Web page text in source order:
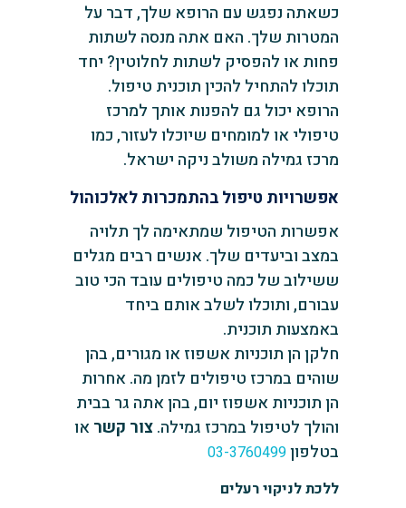
כשאתה נפגש עם הרופא שלך, דבר על
המטרות שלך. האם אתה מנסה לשתות
פחות או להפסיק לשתות לחלוטין? יחד
תוכלו להתחיל להכין תוכנית טיפול.
הרופא יכול גם להפנות אותך למרכז
טיפולי או למומחים שיוכלו לעזור, כמו
מרכז גמילה משולב ניקה ישראל.
אפשרויות טיפול בהתמכרות לאלכוהול
אפשרות הטיפול שמתאימה לך תלויה
במצב וביעדים שלך. אנשים רבים מגלים
ששילוב של כמה טיפולים עובד הכי טוב
עבורם, ותוכלו לשלב אותם ביחד
באמצעות תוכנית.
חלקן הן תוכניות אשפוז או מגורים, בהן
שוהים במרכז טיפולים לזמן מה. אחרות
הן תוכניות אשפוז יום, בהן אתה גר בבית
והולך לטיפול במרכז גמילה.צור קשראו
בטלפון03-3760499
ללכת לניקוי רעלים